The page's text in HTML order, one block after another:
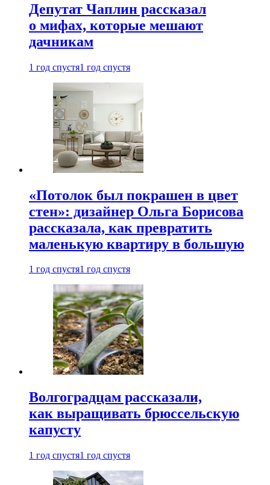
Депутат Чаплин рассказал
о мифах, которые мешают
дачникам
1 год спустя1 год спустя
«Потолок был покрашен в цвет
стен»: дизайнер Ольга Борисова
рассказала, как превратить
маленькую квартиру в большую
1 год спустя1 год спустя
Волгоградцам рассказали,
как выращивать брюссельскую
капусту
1 год спустя1 год спустя